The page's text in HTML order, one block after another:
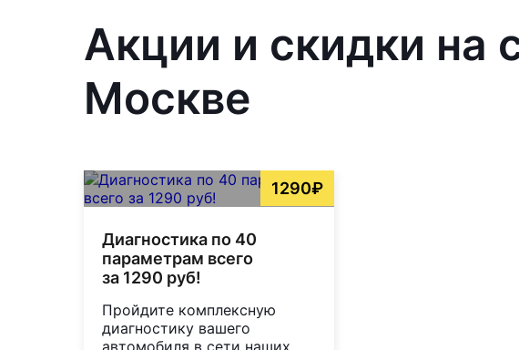
Акции и скидки на
Москве
1290₽
Диагностика по 40
параметрам всего
за 1290 руб!
Пройдите комплексную
диагностику вашего
автомобиля в сети наших